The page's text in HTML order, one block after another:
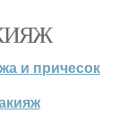
и причесок